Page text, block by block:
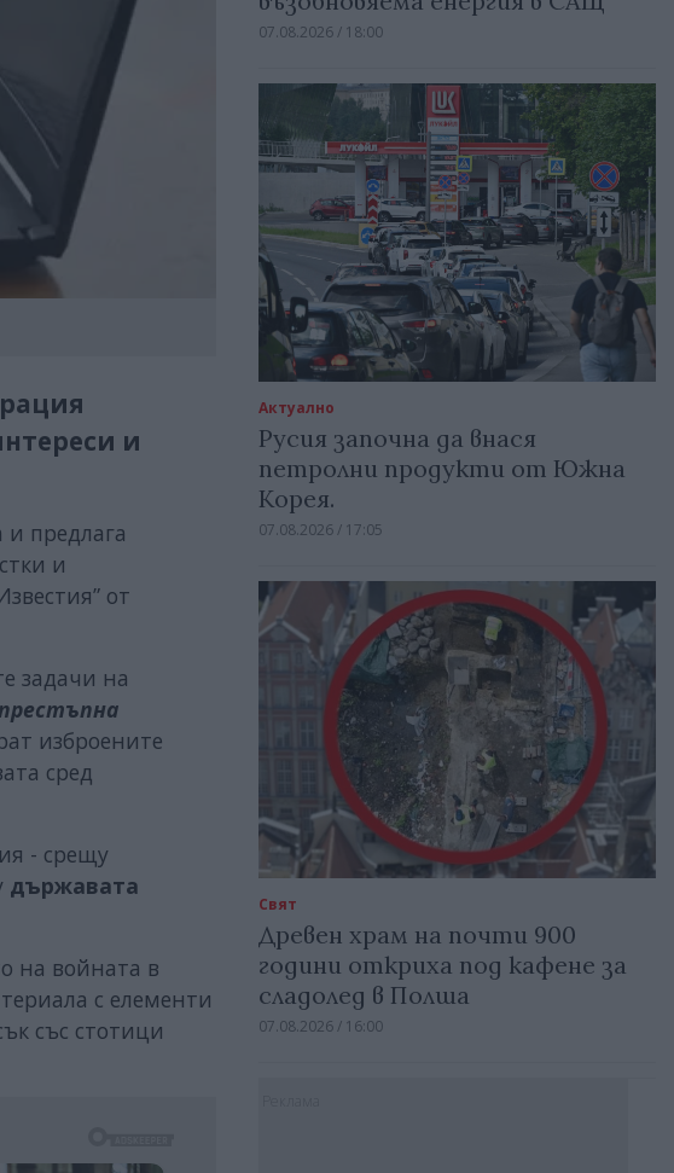
и
предлага
и
от
задачи на
изброените
сред
- срещу
държавата
на войната в
с елементи
със стотици
07.08.2026 / 18:00
Актуално
Русия започна да внася
петролни продукти от Южна
Корея.
07.08.2026 / 17:05
Свят
Древен храм на почти 900
години откриха под кафене за
сладолед в Полша
07.08.2026 / 16:00